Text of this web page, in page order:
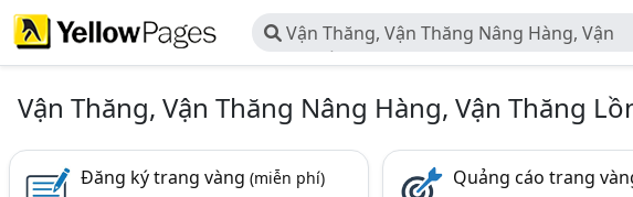
Vận Thăng, Vận Thăng Nâng Hàng, Vận
Thăng Lồng
Vận Thăng, Vận Thăng Nâng Hàng, Vận Thăng
Đăng ký trang vàng(miễn phí)
Quảng cáo trang